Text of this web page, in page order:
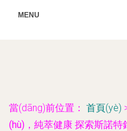
MENU
當(dāng)前位置： 首頁(yè)
(hù)，純萃健康 探索斯諾